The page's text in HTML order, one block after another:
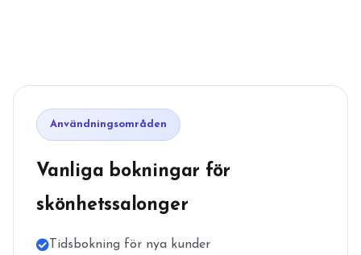
Användningsområden
Vanliga bokningar för
skönhetssalonger
Tidsbokning för nya kunder